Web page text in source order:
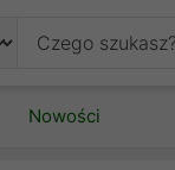
Nowości